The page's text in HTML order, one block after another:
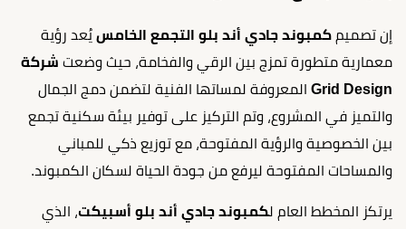
إن تصميم كمبوند جادي أند بلو التجمع الخامس يُعد رؤية
معمارية متطورة تمزج بين الرقي والفخامة، حيث وضعت شركة
Grid Design المعروفة لمساتها الفنية لتضمن دمج الجمال
والتميز في المشروع، وتم التركيز على توفير بيئة سكنية تجمع
بين الخصوصية والرؤية المفتوحة، مع توزيع ذكي للمباني
والمساحات المفتوحة ليرفع من جودة الحياة لسكان الكمبوند.
يرتكز المخطط العام لكمبوند جادي أند بلو أسبيكت، الذي